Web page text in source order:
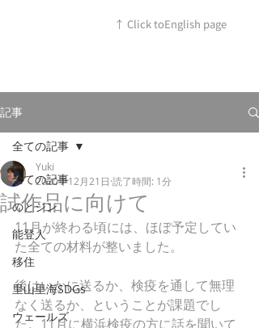
↑ Click toEnglish page
記事
全ての記事
のとジン
能登人
移住
里山里海SDGs
ウェールズ
全ての記事
試作品に向けて
Yuki
2020年12月21日 読了時間: 1分
11月が終わる頃には、ほぼ予定してい
た全ての材料が整いました。
後はいかに送るか、検疫を通して無理
なく送るか、ということが課題でし
た。11月に横浜検疫の方に話を聞いて